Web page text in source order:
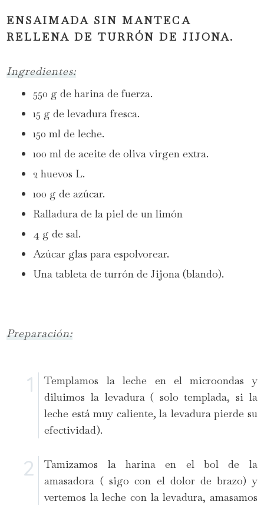
ENSAIMADA SIN MANTECA
RELLENA DE TURRÓN DE JIJONA.
Ingredientes:
550 g de harina de fuerza.
15 g de levadura fresca.
150 ml de leche.
100 ml de aceite de oliva virgen extra.
2 huevos L.
100 g de azúcar.
Ralladura de la piel de un limón
4 g de sal.
Azúcar glas para espolvorear.
Una tableta de turrón de Jijona (blando).
Preparación:
Templamos la leche en el microondas y
diluimos la levadura ( solo templada, si la
leche está muy caliente, la levadura pierde su
efectividad).
Tamizamos la harina en el bol de la
amasadora ( sigo con el dolor de brazo) y
vertemos la leche con la levadura, amasamos